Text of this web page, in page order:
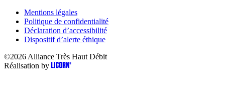
Mentions légales
Politique de confidentialité
Déclaration d’accessibilité
Dispositif d’alerte éthique
©2026 Alliance Très Haut Débit
Réalisation by